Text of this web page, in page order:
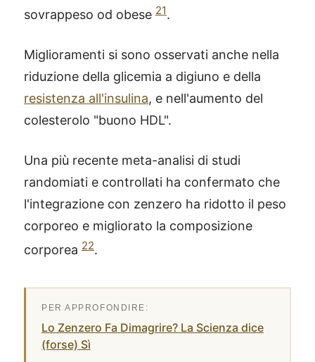
sovrappeso od obese 21.
Miglioramenti si sono osservati anche nella
riduzione della glicemia a digiuno e della
resistenza all'insulina, e nell'aumento del
colesterolo "buono HDL".
Una più recente meta-analisi di studi
randomiati e controllati ha confermato che
l'integrazione con zenzero ha ridotto il peso
corporeo e migliorato la composizione
corporea 22.
Lo Zenzero Fa Dimagrire? La Scienza dice
(forse) Sì